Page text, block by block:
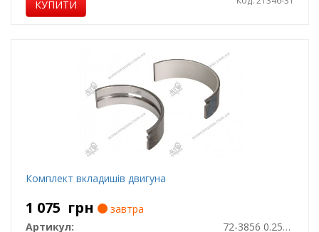
КУПИТИ
Комплект вкладишів двигуна
1 075 грн
завтра
Артикул:
72-3856 0.25MM